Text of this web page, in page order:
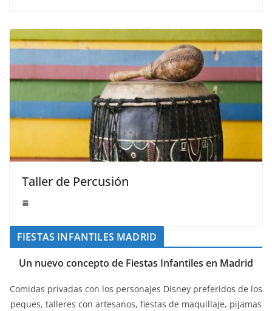
Taller de Percusión
FIESTAS INFANTILES MADRID
Un nuevo concepto de Fiestas Infantiles en Madrid
Comidas privadas con los personajes Disney preferidos de los
peques, talleres con artesanos, fiestas de maquillaje, pijamas